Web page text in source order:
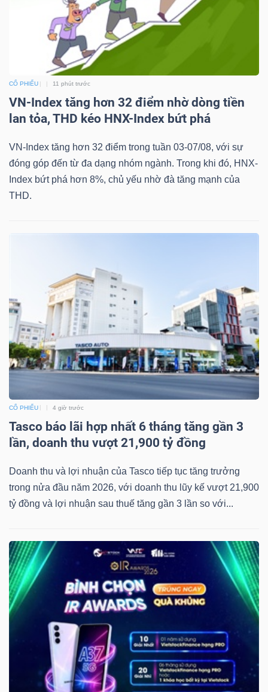
CỔ PHIẾU 11 phút trước
VN-Index tăng hơn 32 điểm nhờ dòng tiền
lan tỏa, THD kéo HNX-Index bứt phá
VN-Index tăng hơn 32 điểm trong tuần 03-07/08, với sự
đóng góp đến từ đa dạng nhóm ngành. Trong khi đó, HNX-
Index bứt phá hơn 8%, chủ yếu nhờ đà tăng mạnh của
THD.
CỔ PHIẾU 4 giờ trước
Tasco báo lãi hợp nhất 6 tháng tăng gần 3
lần, doanh thu vượt 21,900 tỷ đồng
Doanh thu và lợi nhuận của Tasco tiếp tục tăng trưởng
trong nửa đầu năm 2026, với doanh thu lũy kế vượt 21,900
tỷ đồng và lợi nhuận sau thuế tăng gần 3 lần so với...